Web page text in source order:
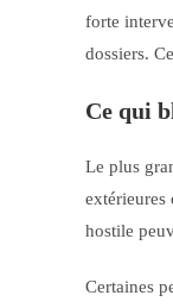
forte
dossiers.
Ce qui
Le plus
extérieures
hostile
Certaines